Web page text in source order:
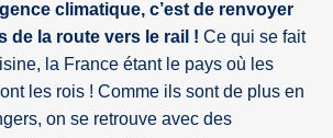
climatique, c’est de renvoyer
de la route vers le rail ! Ce qui se fait
la France étant le pays où les
les rois ! Comme ils sont de plus en
on se retrouve avec des